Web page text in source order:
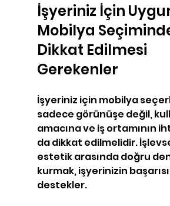
İşyeriniz İçin
Mobilya
Dikkat Edilmesi
Gerekenler
İşyeriniz için mobilya
sadece görünüşe değil,
amacına ve iş ortamının
da dikkat edilmelidir.
estetik arasında doğru
kurmak, işyerinizin
destekler.